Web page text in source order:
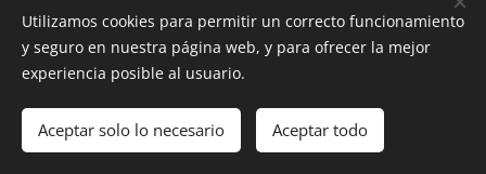
Taller en laboratorio: Duelo de Testers:
Tradición vs. Innovación
Speaker:Sara Herrera - Practia Global
Utilizamos cookies para permitir un correcto funcionamiento
y seguro en nuestra página web, y para ofrecer la mejor
experiencia posible al usuario.
Aceptar solo lo necesario Aceptar todo